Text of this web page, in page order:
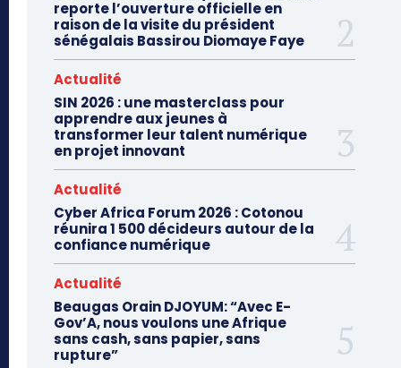
reporte l’ouverture officielle en
raison de la visite du président
sénégalais Bassirou Diomaye Faye
Actualité
SIN 2026 : une masterclass pour
apprendre aux jeunes à
transformer leur talent numérique
en projet innovant
Actualité
Cyber Africa Forum 2026 : Cotonou
réunira 1 500 décideurs autour de la
confiance numérique
Actualité
Beaugas Orain DJOYUM: “Avec E-
Gov’A, nous voulons une Afrique
sans cash, sans papier, sans
rupture”